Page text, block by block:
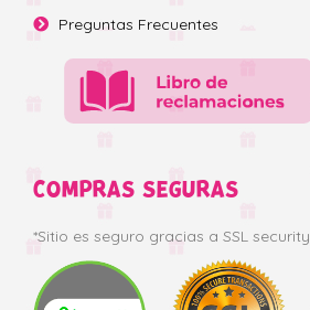
Preguntas Frecuentes
COMPRAS SEGURAS
*Sitio es seguro gracias a SSL security